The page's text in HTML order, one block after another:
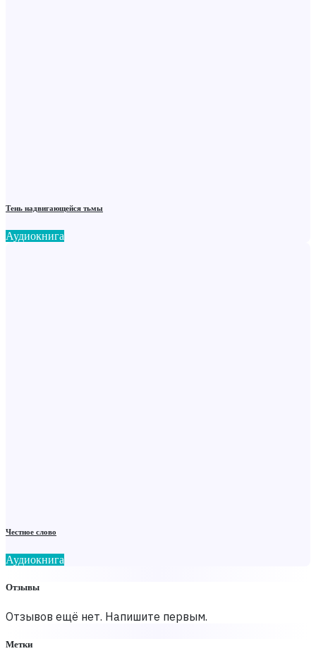
Тень надвигающейся тьмы
Аудиокнига
Честное слово
Аудиокнига
Отзывы
Отзывов ещё нет. Напишите первым.
Метки